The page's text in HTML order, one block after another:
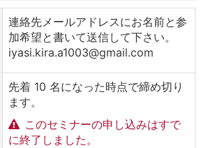
連絡先メールアドレスにお名前と参
加希望と書いて送信して下さい。
iyasi.kira.a1003@gmail.com
先着 10 名になった時点で締め切り
ます。
このセミナーの申し込みはすで
に終了しました。